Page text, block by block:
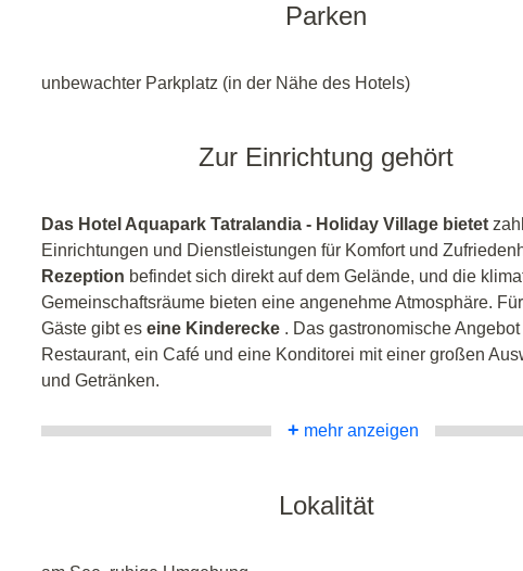
Parken
unbewachter Parkplatz (in der Nähe des Hotels)
Zur Einrichtung gehört
Das Hotel Aquapark Tatralandia - Holiday Village bietet
Einrichtungen und Dienstleistungen für Komfort und
Rezeption befindet sich direkt auf dem Gelände, und die
Gemeinschaftsräume bieten eine angenehme Atmosphäre.
Gäste gibt es eine Kinderecke . Das gastronomische
Restaurant, ein Café und eine Konditorei mit einer großen
und Getränken.
+ mehr anzeigen
Lokalität